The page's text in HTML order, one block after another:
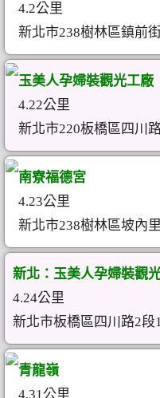
4.2公里
新北市238樹林區鎮前
玉美人孕婦裝觀光工廠
4.22公里
新北市220板橋區四川
南寮福德宮
4.23公里
新北市238樹林區坡內
新北：玉美人孕婦裝觀
4.24公里
新北市板橋區四川路2段
青龍嶺
4.31公里